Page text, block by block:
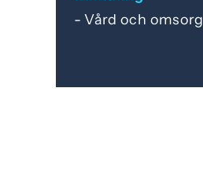
Vård och omsorg